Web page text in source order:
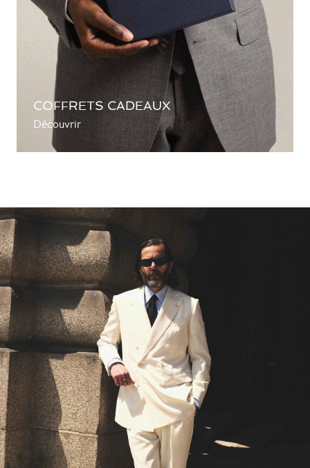
COFFRETS CADEAUX
Découvrir